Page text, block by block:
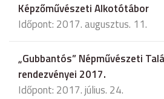
Képzőművészeti Alkotótábor
Időpont: 2017. augusztus. 11.
„Gubbantós” Népművészeti
rendezvényei 2017.
Időpont: 2017. július. 24.